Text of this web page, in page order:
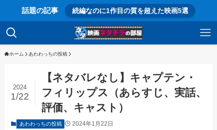
話題の記事 続編なのに1作目の質を超えた映画5選
ホーム あわわっちの投稿
【ネタバレなし】キャプテン・
フィリップス（あらすじ、実話、
評価、キャスト）
2024
1/22
あわわっちの投稿 2024年1月22日